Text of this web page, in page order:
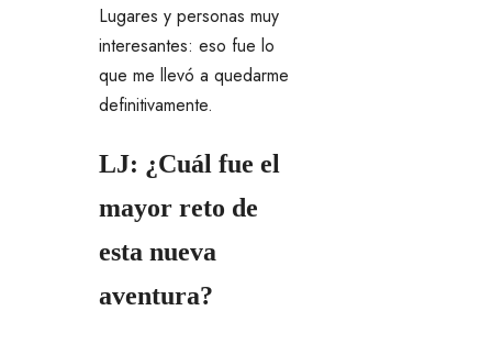
Lugares y personas muy
interesantes: eso fue lo
que me llevó a quedarme
definitivamente.
LJ: ¿Cuál fue el
mayor reto de
esta nueva
aventura?